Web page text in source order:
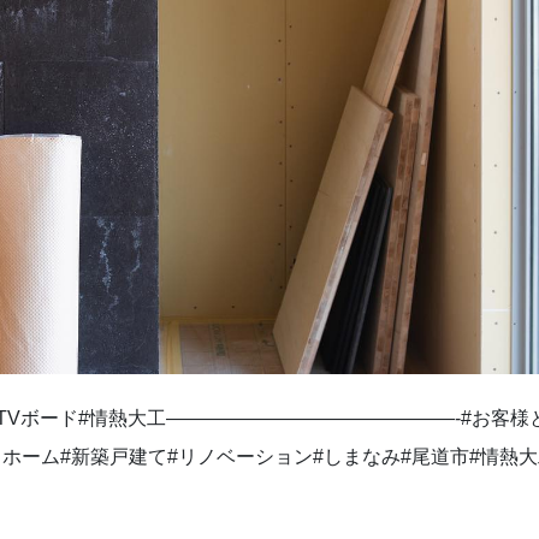
築#TVボード#情熱大工———————————————-#お客様
ーム#新築戸建て#リノベーション#しまなみ#尾道市#情熱